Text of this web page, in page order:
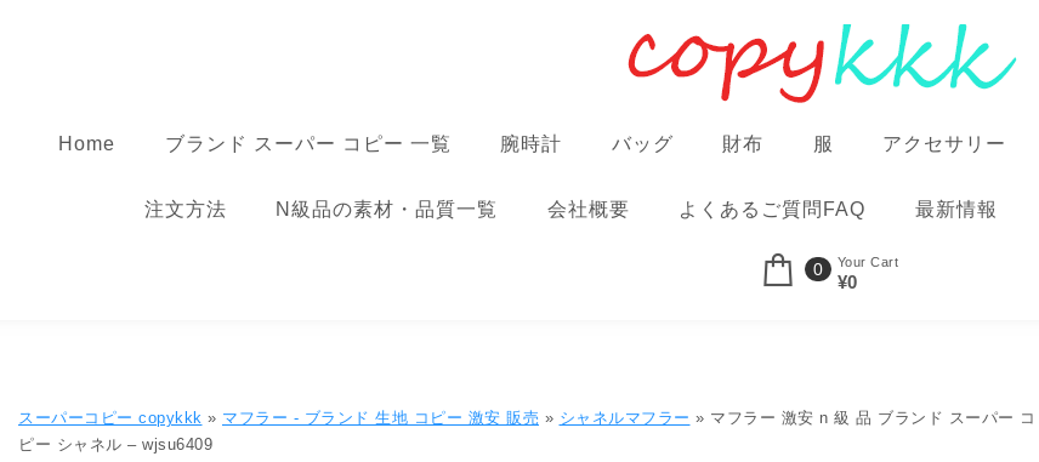
Home ブランド スーパー コピー 一覧 腕時計 バッグ 財布 服 アクセサリー
注文方法 N級品の素材・品質一覧 会社概要 よくあるご質問FAQ 最新情報
0 Your Cart
¥0
スーパーコピー copykkk » マフラー - ブランド 生地 コピー ​激安​ 販売​ » シャネルマフラー » マフラー 激安 n 級 品 ブランド スーパー コ
ピー シャネル – wjsu6409